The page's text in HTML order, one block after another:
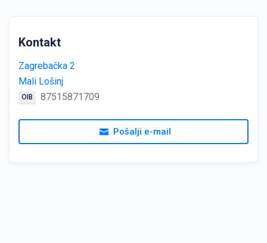
Kontakt
Zagrebačka 2
Mali Lošinj
OIB 87515871709
Pošalji e-mail